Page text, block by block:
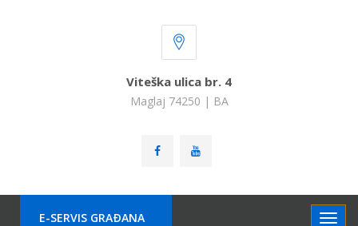
Viteška ulica br. 4
Maglaj 74250 | BA
E-SERVIS GRAÐANA